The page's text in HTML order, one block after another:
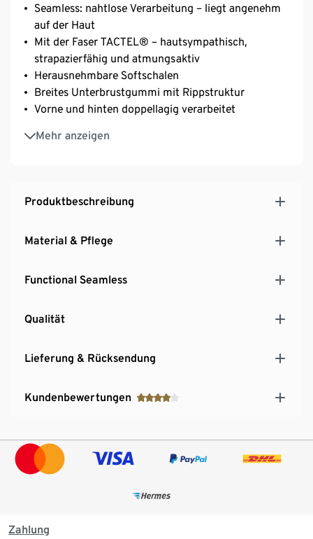
Seamless: nahtlose Verarbeitung – liegt angenehm
auf der Haut
Mit der Faser TACTEL® – hautsympathisch,
strapazierfähig und atmungsaktiv
Herausnehmbare Softschalen
Breites Unterbrustgummi mit Rippstruktur
Vorne und hinten doppellagig verarbeitet
Mehr anzeigen
Rundhalsausschnitt
Mit Elasthan: formbeständig, perfekter Sitze bei
Produktbeschreibung
Material & Pflege
Functional Seamless
Qualität
Lieferung & Rücksendung
Kundenbewertungen
Zahlung